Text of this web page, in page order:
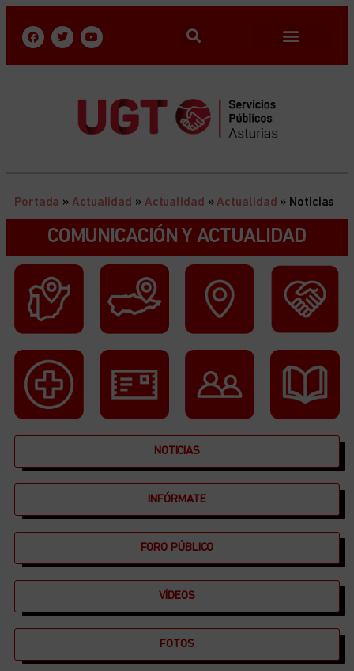
Portada »Actualidad » Actualidad »Actualidad » Noticias
COMUNICACIÓN Y ACTUALIDAD
NOTICIAS
INFÓRMATE
FORO PÚBLICO
VÍDEOS
FOTOS